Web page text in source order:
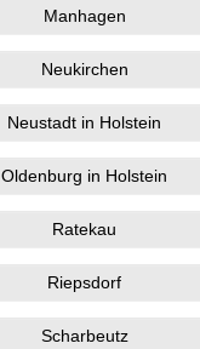
Manhagen
Neukirchen
Neustadt in Holstein
Oldenburg in Holstein
Ratekau
Riepsdorf
Scharbeutz